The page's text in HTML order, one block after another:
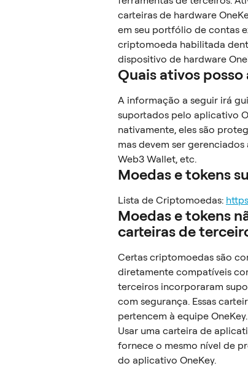
carteiras de hardware
em seu portfólio de contas
criptomoeda habilitada
dispositivo de hardware
Quais ativos
A informação a seguir irá
suportados pelo aplicativo
nativamente, eles são
mas devem ser
Web3 Wallet, etc.
Moedas e tokens
Lista de Criptomoedas:
Moedas e tokens
carteiras de
Certas criptomoedas são
diretamente compatíveis
terceiros incorporaram
com segurança. Essas
pertencem à equipe OneKey.
Usar uma carteira de
fornece o mesmo nível de
do aplicativo OneKey.